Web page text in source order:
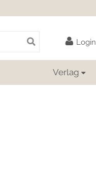
Login
Verlag